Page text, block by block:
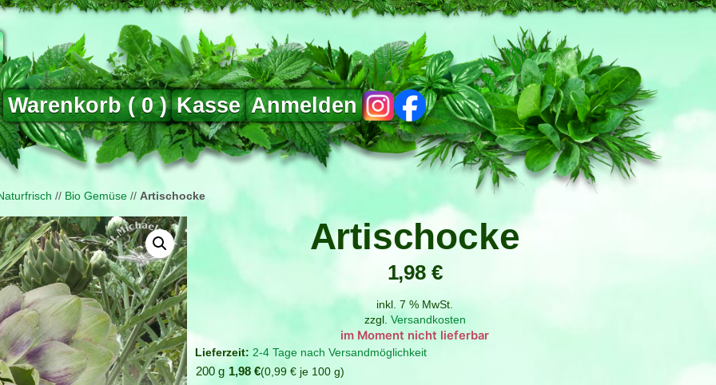
Warenkorb (0) Kasse
ig fb
Anmelden
// Bio Gemüse // Artischocke
Artischocke
1,98 €
inkl. 7 % MwSt.
zzgl. Versandkosten
Verfügbar bei Nachbestellung
2-4 Tage nach Versandmöglichkeit
200 g 1,98 € 0,99 €je 100 g